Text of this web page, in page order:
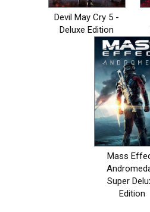
Devil May Cry 5 -
Deluxe Edition
Mass
Super
Edition